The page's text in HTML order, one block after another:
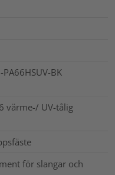
PA66HSUV-BK
värme-/ UV-tålig
för slangar och